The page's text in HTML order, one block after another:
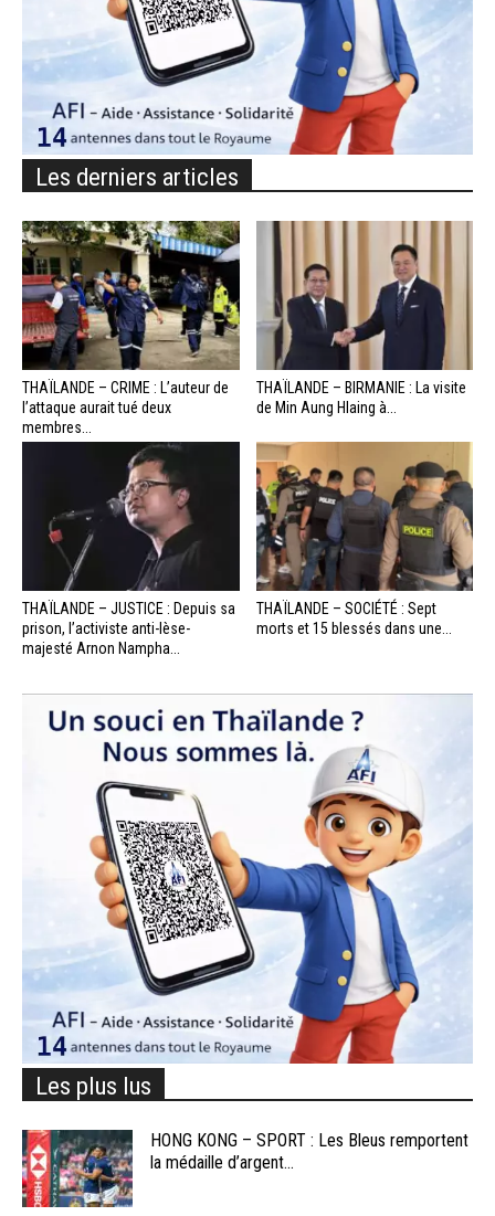
Les derniers articles
THAÏLANDE – CRIME : L’auteur de
l’attaque aurait tué deux
membres...
THAÏLANDE – BIRMANIE : La visite
de Min Aung Hlaing à...
THAÏLANDE – JUSTICE : Depuis sa
prison, l’activiste anti-lèse-
majesté Arnon Nampha...
THAÏLANDE – SOCIÉTÉ : Sept
morts et 15 blessés dans une...
Les plus lus
HONG KONG – SPORT : Les Bleus remportent
la médaille d’argent...